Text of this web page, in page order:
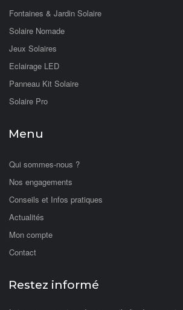
Fontaines & Jardin Solaire
Solaire Nomade
Jeux Solaires
Eclairage LED
Panneau Kit Solaire
Solaire Pro
Menu
Qui sommes-nous ?
Nos engagements
Conseils et Infos pratiques
Actualités
Mon compte
Contact
Restez informé